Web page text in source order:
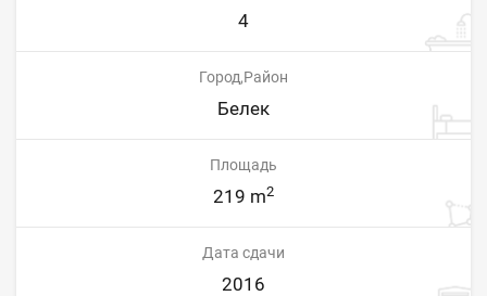
4
Город,Район
Белек
Площадь
219 m2
Дата сдачи
2016